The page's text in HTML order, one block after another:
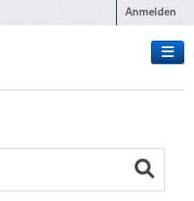
Anmelden